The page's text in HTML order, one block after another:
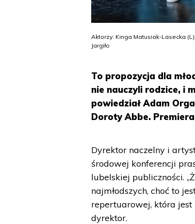
Aktorzy: Kinga Matusiak-Lasecka
Jargiło
To propozycja dla
nie nauczyli rodzice, i
powiedział Adam
Doroty Abbe.
Dyrektor naczelny i
środowej konferencji
lubelskiej publiczności.
najmłodszych, choć to
repertuarowej, która jest
dyrektor.